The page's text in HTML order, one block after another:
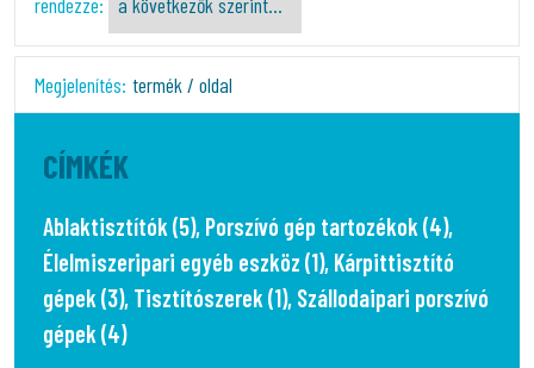
Megjelenítés: termék / oldal
CÍMKÉK
Ablaktisztítók (5), Porszívó gép tartozékok (4),
Élelmiszeripari egyéb eszköz (1), Kárpittisztító
gépek (3), Tisztítószerek (1), Szállodaipari porszívó
gépek (4)